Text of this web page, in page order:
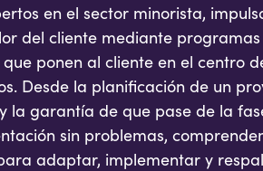
en el sector minorista,
del cliente mediante
ponen al cliente en el centro
Desde la planificación de un
la garantía de que pase de la
sin problemas,
adaptar, implementar y